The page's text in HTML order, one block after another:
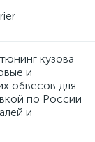
кузова
и
обвесов для
по России
и